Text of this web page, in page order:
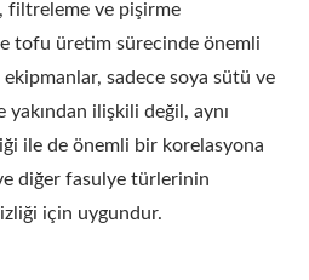
SOYA
SOYA
SOYA
DREDGER,
filtreleme ve pişirme
tofu üretim sürecinde önemli
sadece soya sütü ve
ilişkili değil, aynı
ile de önemli bir korelasyona
diğer fasulye türlerinin
için uygundur.